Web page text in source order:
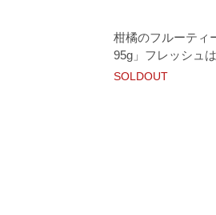
柑橘のフルーティ
95g」フレッシュ
SOLDOUT